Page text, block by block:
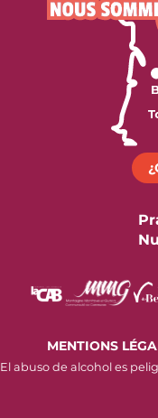
MENTIONS
El abuso de alcohol es